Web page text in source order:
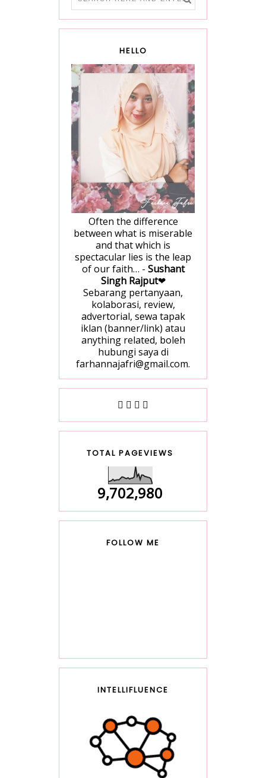
HELLO
Often the difference
between what is miserable
and that which is
spectacular lies is the leap
of our faith… - Sushant
Singh Rajput❤
Sebarang pertanyaan,
kolaborasi, review,
advertorial, sewa tapak
iklan (banner/link) atau
anything related, boleh
hubungi saya di
farhannajafri@gmail.com.
TOTAL PAGEVIEWS
9,702,980
FOLLOW ME
INTELLIFLUENCE